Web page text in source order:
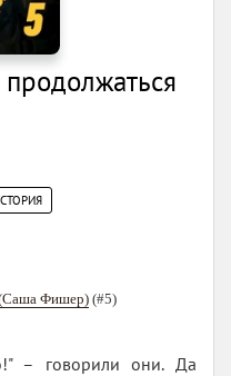
Фишер) (#5)
– говорили они. Да